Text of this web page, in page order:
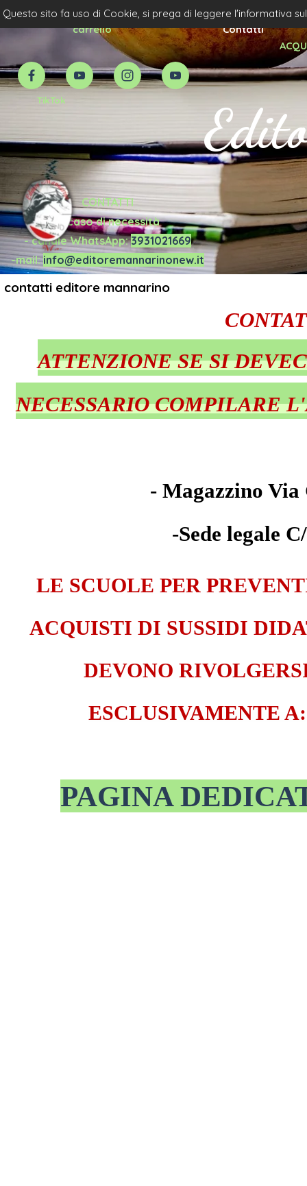
Questo sito fa uso di Cookie, si prega di leggere l'informativa
Home Page
Acquista Scolatico Priv.
carrello
Contatti
TikTok
CONTATTI
in caso di necessità
- canale WhatsApp:3931021669
-mail:info@editoremannarinonew.it
contatti editore mannarino
ATTENZIONE SE SI
NECESSARIO COMPILARE
- Magazzino Via
-Sede legale
LE SCUOLE PER
ACQUISTI DI SUSSIDI
DEVONO
ESCLUSIVAMENTE A:
PAGINA